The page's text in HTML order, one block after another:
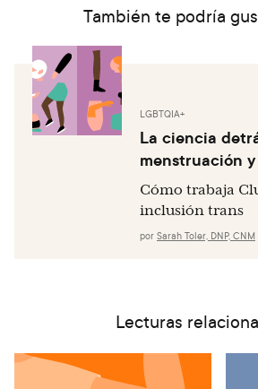
Pazol K, Kramer MR, Hogue CJ.
Contraceptive Methods. Public
2010;125(2):208–17.
También te podría
LGBTQIA+
La ciencia
menstruación
Cómo trabaja
inclusión trans
por Sarah Toler, DNP, CNM
Lecturas